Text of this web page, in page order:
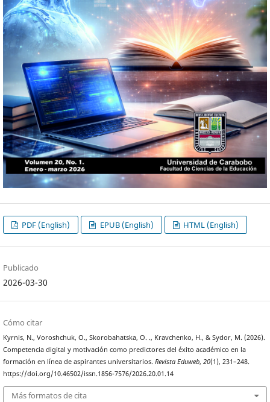
PDF (English) EPUB (English) HTML (English)
Publicado
2026-03-30
Cómo citar
Kyrnis, N., Voroshchuk, O., Skorobahatska, O. ., Kravchenko, H., & Sydor, M. (2026).
Competencia digital y motivación como predictores del éxito académico en la
formación en línea de aspirantes universitarios.Revista Eduweb,20(1), 231–248.
https://doi.org/10.46502/issn.1856-7576/2026.20.01.14
Más formatos de cita